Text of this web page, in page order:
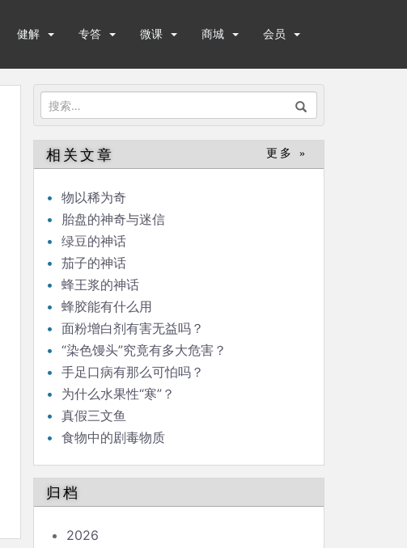
健解 专答 微课 商城 会员
搜
索：
相关文章 更多 »
物以稀为奇
胎盘的神奇与迷信
绿豆的神话
茄子的神话
蜂王浆的神话
蜂胶能有什么用
面粉增白剂有害无益吗？
“染色馒头”究竟有多大危害？
手足口病有那么可怕吗？
为什么水果性“寒”？
真假三文鱼
食物中的剧毒物质
归档
2026